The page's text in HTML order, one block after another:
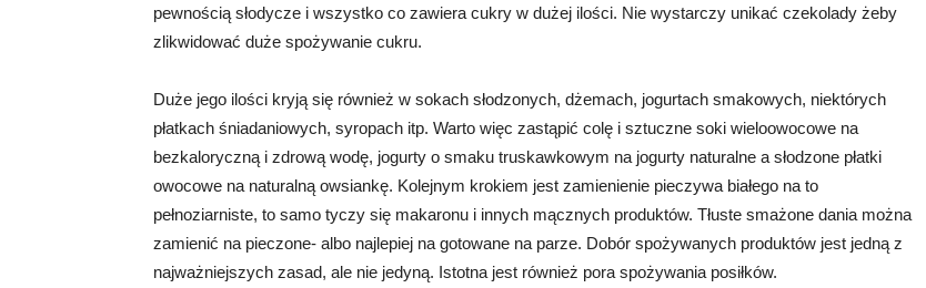
pewnością słodycze i wszystko co zawiera cukry w dużej ilości. Nie wystarczy unikać czekolady żeby
zlikwidować duże spożywanie cukru.
Duże jego ilości kryją się również w sokach słodzonych, dżemach, jogurtach smakowych, niektórych
płatkach śniadaniowych, syropach itp. Warto więc zastąpić colę i sztuczne soki wieloowocowe na
bezkaloryczną i zdrową wodę, jogurty o smaku truskawkowym na jogurty naturalne a słodzone płatki
owocowe na naturalną owsiankę. Kolejnym krokiem jest zamienienie pieczywa białego na to
pełnoziarniste, to samo tyczy się makaronu i innych mącznych produktów. Tłuste smażone dania można
zamienić na pieczone- albo najlepiej na gotowane na parze. Dobór spożywanych produktów jest jedną z
najważniejszych zasad, ale nie jedyną. Istotna jest również pora spożywania posiłków.